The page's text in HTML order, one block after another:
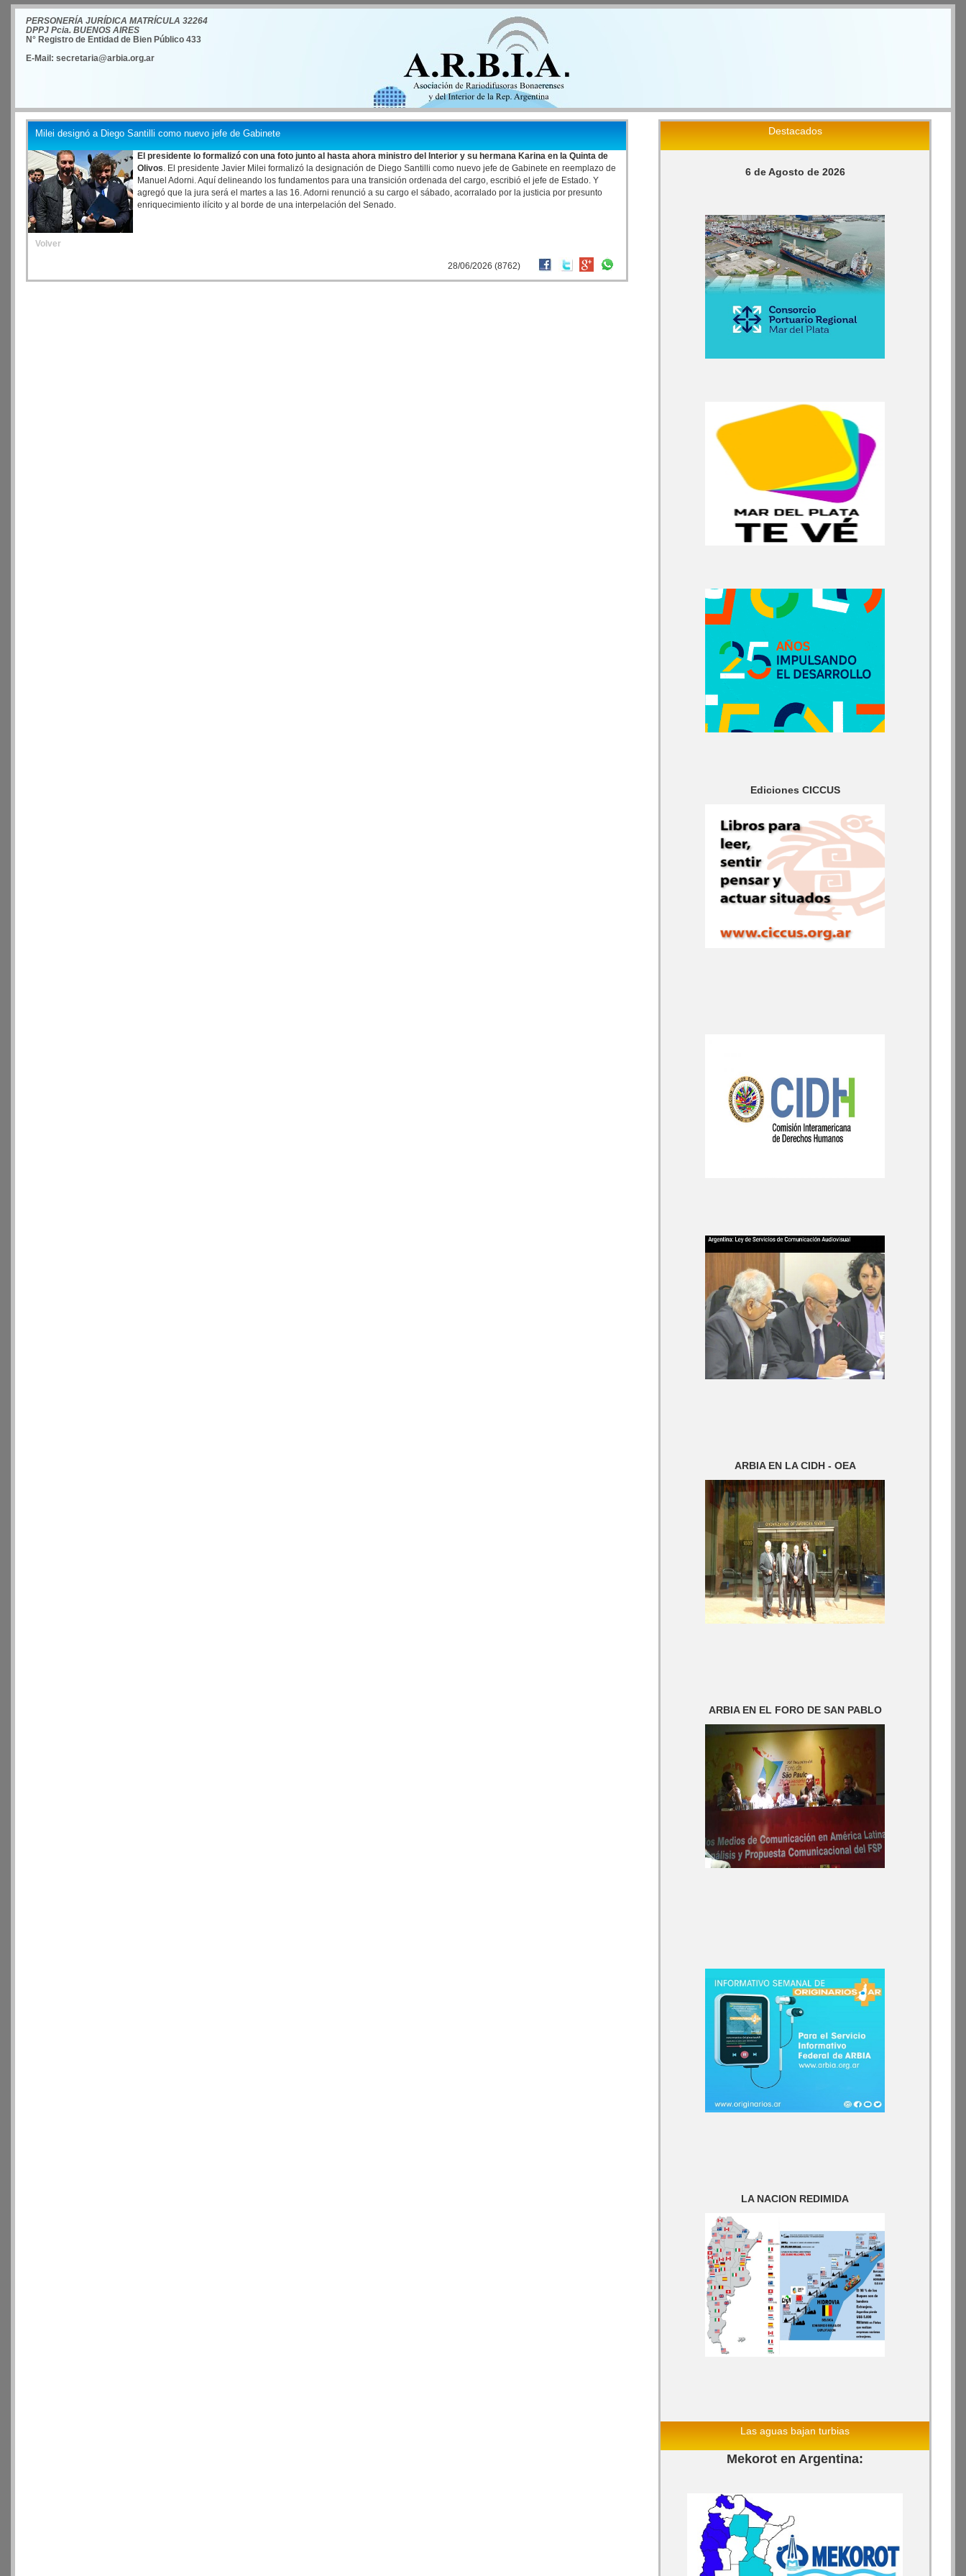
PERSONERÍA JURÍDICA MATRÍCULA 32264
DPPJ Pcia. BUENOS AIRES
N° Registro de Entidad de Bien Público 433
E-Mail: secretaria@arbia.org.ar
Milei designó a Diego Santilli como nuevo jefe de Gabinete
El presidente lo formalizó con una foto junto al hasta ahora ministro del Interior y su hermana Karina en la Quinta de
Olivos. El presidente Javier Milei formalizó la designación de Diego Santilli como nuevo jefe de Gabinete en reemplazo de
Manuel Adorni. Aquí delineando los fundamentos para una transición ordenada del cargo, escribió el jefe de Estado. Y
agregó que la jura será el martes a las 16. Adorni renunció a su cargo el sábado, acorralado por la justicia por presunto
enriquecimiento ilícito y al borde de una interpelación del Senado.
Volver
28/06/2026 (8762)
Destacados
6 de Agosto de 2026
Ediciones CICCUS
ARBIA EN LA CIDH - OEA
ARBIA EN EL FORO DE SAN PABLO
LA NACION REDIMIDA
Las aguas bajan turbias
Mekorot en Argentina: